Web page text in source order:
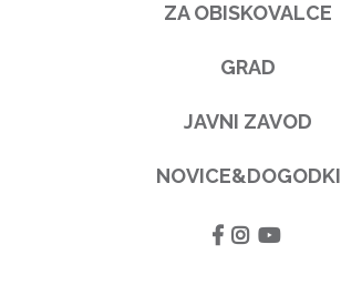
ZA OBISKOVALCE
GRAD
JAVNI ZAVOD
NOVICE&DOGODKI